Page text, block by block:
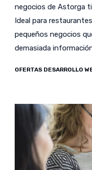
negocios de Astorga
Ideal para
pequeños negocios
demasiada
OFERTAS DESARROLLO